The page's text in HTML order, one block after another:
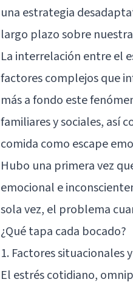
una estrategia
largo plazo sobre
La interrelación entre el
factores complejos que
más a fondo este
familiares y sociales, así
comida como escape
Hubo una primera vez
emocional e
sola vez, el problema
¿Qué tapa cada bocado?
1. Factores situacionales
El estrés cotidiano,